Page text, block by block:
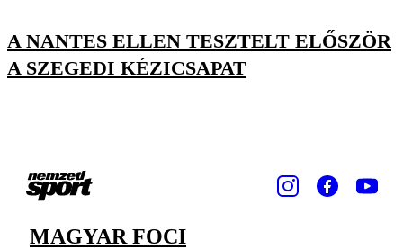
A NANTES ELLEN TESZTELT ELŐSZÖR
A SZEGEDI KÉZICSAPAT
MAGYAR FOCI